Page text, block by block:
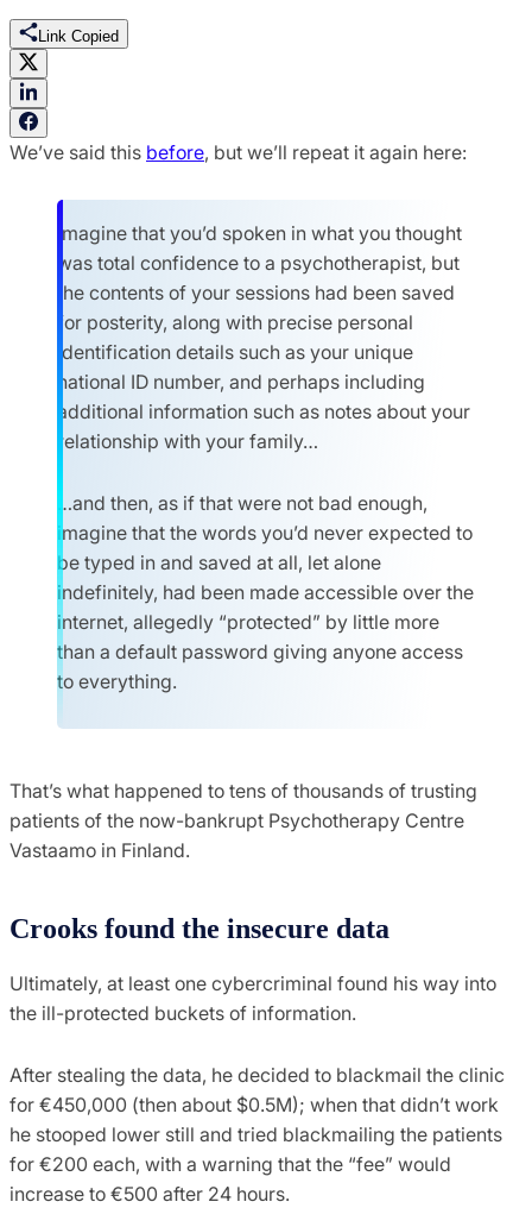
Link Copied
We’ve said this before, but we’ll repeat it again here:
Imagine that you’d spoken in what you thought
was total confidence to a psychotherapist, but
the contents of your sessions had been saved
for posterity, along with precise personal
identification details such as your unique
national ID number, and perhaps including
additional information such as notes about your
relationship with your family…
…and then, as if that were not bad enough,
imagine that the words you’d never expected to
be typed in and saved at all, let alone
indefinitely, had been made accessible over the
internet, allegedly “protected” by little more
than a default password giving anyone access
to everything.
That’s what happened to tens of thousands of trusting
patients of the now-bankrupt Psychotherapy Centre
Vastaamo in Finland.
Crooks found the insecure data
Ultimately, at least one cybercriminal found his way into
the ill-protected buckets of information.
After stealing the data, he decided to blackmail the clinic
for €450,000 (then about $0.5M); when that didn’t work
he stooped lower still and tried blackmailing the patients
for €200 each, with a warning that the “fee” would
increase to €500 after 24 hours.